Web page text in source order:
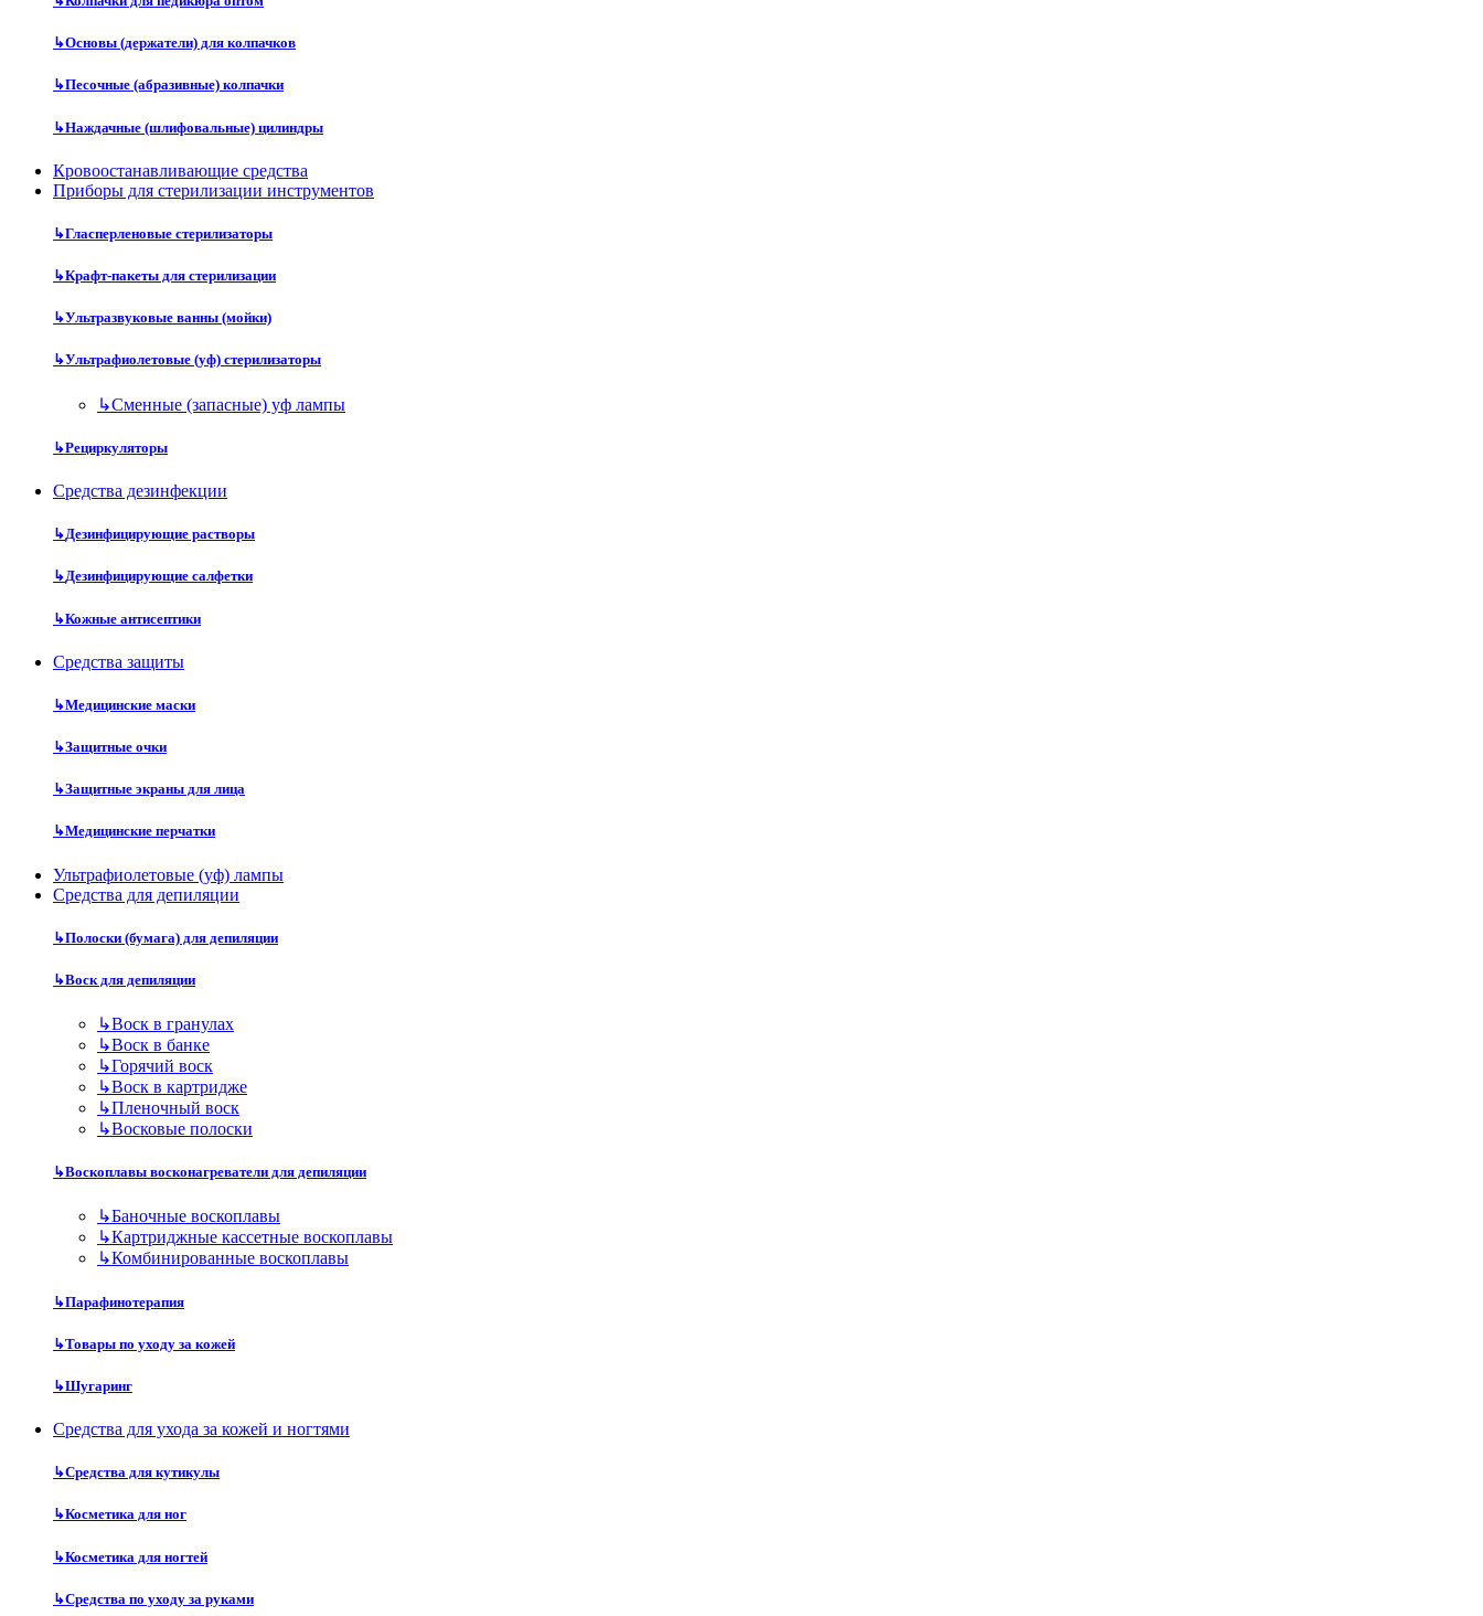
↳Основы (держатели) для колпачков
↳Песочные (абразивные) колпачки
↳Наждачные (шлифовальные) цилиндры
Кровоостанавливающие средства
Приборы для стерилизации инструментов
↳Гласперленовые стерилизаторы
↳Крафт-пакеты для стерилизации
↳Ультразвуковые ванны (мойки)
↳Ультрафиолетовые (уф) стерилизаторы
↳Сменные (запасные) уф лампы
↳Рециркуляторы
Средства дезинфекции
↳Дезинфицирующие растворы
↳Дезинфицирующие салфетки
↳Кожные антисептики
Средства защиты
↳Медицинские маски
↳Защитные очки
↳Защитные экраны для лица
↳Медицинские перчатки
Ультрафиолетовые (уф) лампы
Средства для депиляции
↳Полоски (бумага) для депиляции
↳Воск для депиляции
↳Воск в гранулах
↳Воск в банке
↳Горячий воск
↳Воск в картридже
↳Пленочный воск
↳Восковые полоски
↳Воскоплавы восконагреватели для депиляции
↳Баночные воскоплавы
↳Картриджные кассетные воскоплавы
↳Комбинированные воскоплавы
↳Парафинотерапия
↳Товары по уходу за кожей
↳Шугаринг
Средства для ухода за кожей и ногтями
↳Средства для кутикулы
↳Косметика для ног
↳Косметика для ногтей
↳Средства по уходу за руками